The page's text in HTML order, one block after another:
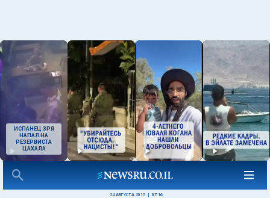
ИСПАНЕЦ ЗРЯ
НАПАЛ НА
РЕЗЕРВИСТА
ЦАХАЛА
24 АВГУСТА 2015 07:16